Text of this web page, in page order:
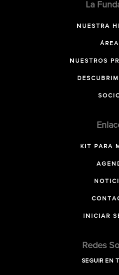
La
NUESTRA
NUESTROS
KIT PARA
INICIAR
Redes
SEGUIR EN